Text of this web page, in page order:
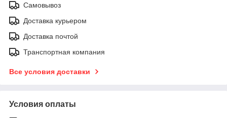
Самовывоз
Доставка курьером
Доставка почтой
Транспортная компания
Все условия доставки
Условия оплаты